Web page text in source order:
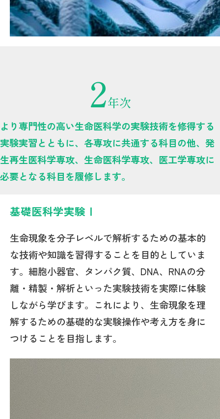
2年次
より専門性の高い生命医科学の実験技術を修得する
実験実習とともに、各専攻に共通する科目の他、発
生再生医科学専攻、生命医科学専攻、医工学専攻に
必要となる科目を履修します。
基礎医科学実験Ⅰ
生命現象を分子レベルで解析するための基本的
な技術や知識を習得することを目的としていま
す。細胞小器官、タンパク質、DNA、RNAの分
離・精製・解析といった実験技術を実際に体験
しながら学びます。これにより、生命現象を理
解するための基礎的な実験操作や考え方を身に
つけることを目指します。